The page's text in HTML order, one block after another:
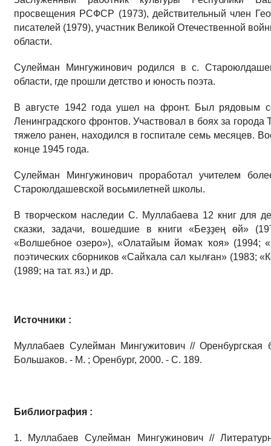
просвещения РСФСР (1973), действительный член
писателей (1979), участник Великой Отечественной
области.
Сулейман Мингужинович родился в с.
области, где прошли детство и юность поэта.
В августе 1942 года ушел на фронт. Был рядовым
Ленинградского фронтов. Участвовал в боях за
тяжело ранен, находился в госпитале семь месяцев.
конце 1945 года.
Сулейман Мингужинович проработал учителем
Староюлдашевской восьмилетней школы.
В творческом наследии С. Муллабаева 12 книг для
сказки, задачи, вошедшие в книги «Беҙҙең өй»
«Волшебное озеро»), «Олатайым йомаҡ ҡоя» (1994;
поэтических сборников «Сайҡала сал ҡылған» (1983;
(1989; на тат. яз.) и др.
Источники :
Муллабаев Сулейман Мингужитович // Оренбургская
Большаков. - М. ; Оренбург, 2000. - С. 189.
Библиография :
1. Муллабаев Сулейман Мингужинович //